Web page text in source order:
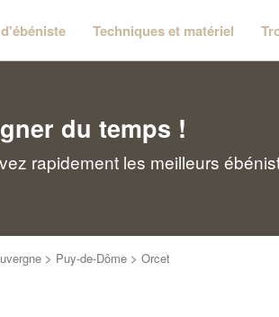
Techniques et matériel
du temps !
rapidement les meilleurs
> Puy-de-Dôme > Orcet